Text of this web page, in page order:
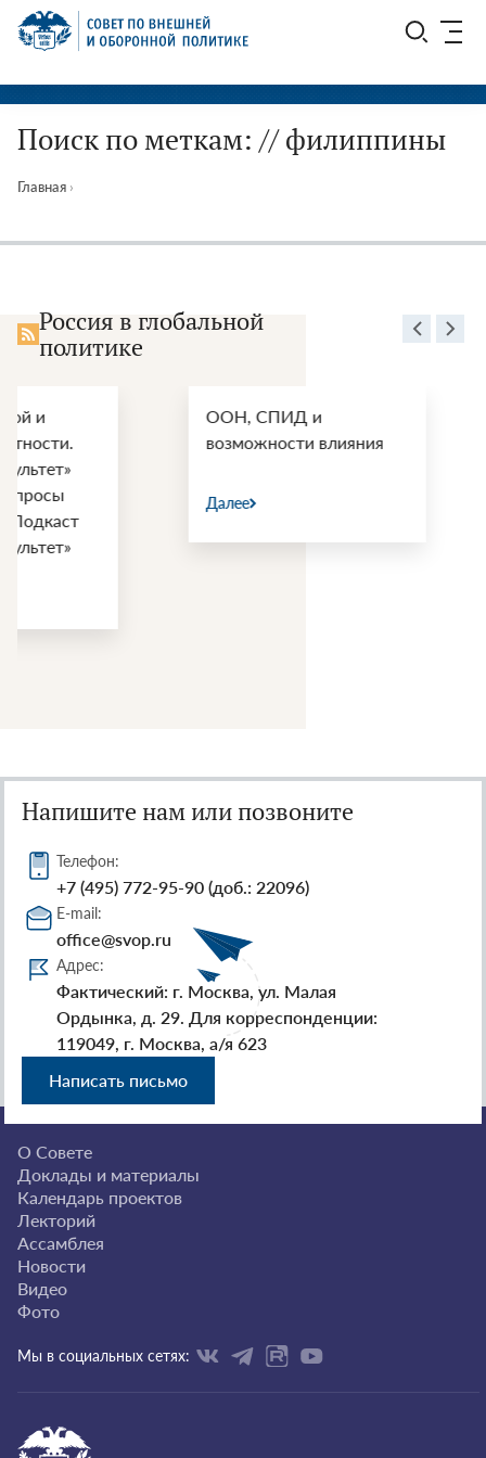
Перейти
СВОП
Поиск по меткам: // филиппины
Главная ›
Россия в глобальной
политике
возможности влияния
Далее
перспективы
Напишите нам или позвоните
Телефон:
+7 (495) 772-95-90 (доб.: 22096)
E-mail:
office@svop.ru
Адрес:
Фактический: г. Москва, ул. Малая
Ордынка, д. 29. Для корреспонденции:
119049, г. Москва, а/я 623
Написать письмо
О Совете
Доклады и материалы
Календарь проектов
Лекторий
Ассамблея
Новости
Видео
Фото
Мы в социальных сетях: